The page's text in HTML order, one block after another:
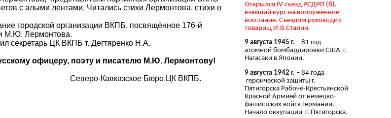
с алыми лентами. Читались стихи Лермонтова, стихи о
городской организации ВКПБ, посвящённое 176-й
М.Ю. Лермонтова.
секретарь ЦК ВКПБ т. Дегтяренко Н.А.
офицеру, поэту и писателю М.Ю. Лермонтову!
Бюро ЦК ВКПБ.
Открылся IV съезд РСДРП (б),
взявший курс на вооружённое
восстание. Съездом руководил
товарищ И.В.Сталин.
9 августа 1945 г. – 81 год
атомной бомбардировки США г.
Нагасаки в Японии.
9 августа 1942 г. – 84 года
героической защиты г.
Пятигорска Рабоче-Крестьянской
Красной Армией от немецко-
фашистских войск Германии.
Начало оккупации г. Пятигорска.